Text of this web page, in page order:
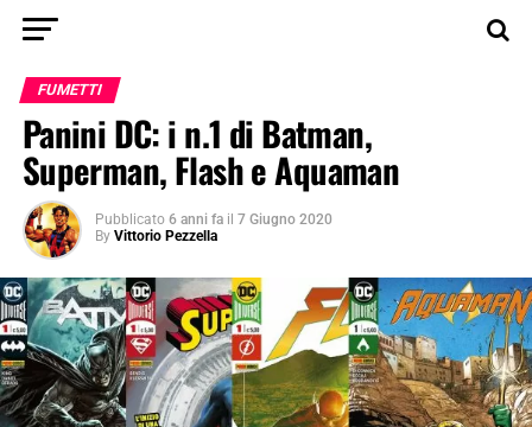
FUMETTI
Panini DC: i n.1 di Batman,
Superman, Flash e Aquaman
Pubblicato 6 anni fa il 7 Giugno 2020
By Vittorio Pezzella